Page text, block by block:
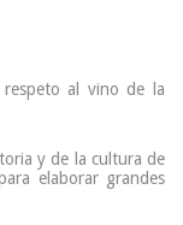
al vino de la
y de la cultura de
elaborar grandes